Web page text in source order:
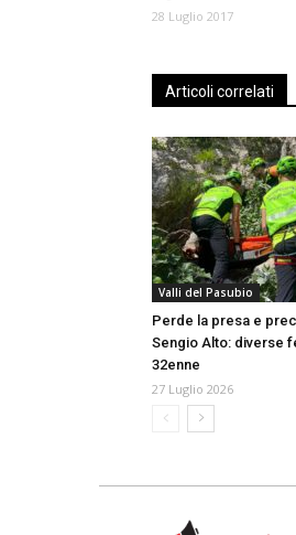
28 Luglio 2017
Articoli correlati
Valli del Pasubio
Perde la presa e
Sengio Alto: diverse
32enne
27 Luglio 2026